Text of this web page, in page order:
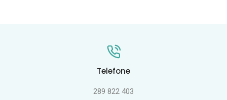
Telefone
289 822 403